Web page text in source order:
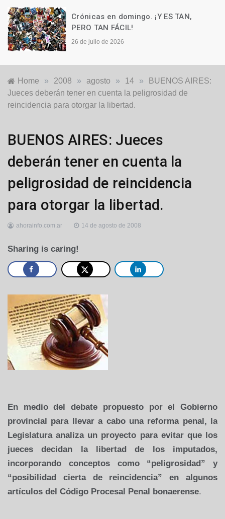
Crónicas en domingo. ¡Y ES TAN,
PERO TAN FÁCIL!
26 de julio de 2026
Home » 2008 » agosto » 14 »
BUENOS AIRES:
Jueces deberán tener en cuenta la peligrosidad de
reincidencia para otorgar la libertad.
Locales
BUENOS AIRES: Jueces
deberán tener en cuenta la
peligrosidad de reincidencia
para otorgar la libertad.
ahorainfo.com.ar 14 de agosto de 2008
Sharing is caring!
En medio del debate propuesto por el Gobierno
provincial para llevar a cabo una reforma penal, la
Legislatura analiza un proyecto para evitar que los
jueces decidan la libertad de los imputados,
incorporando conceptos como “peligrosidad” y
“posibilidad cierta de reincidencia” en algunos
artículos del Código Procesal Penal bonaerense.